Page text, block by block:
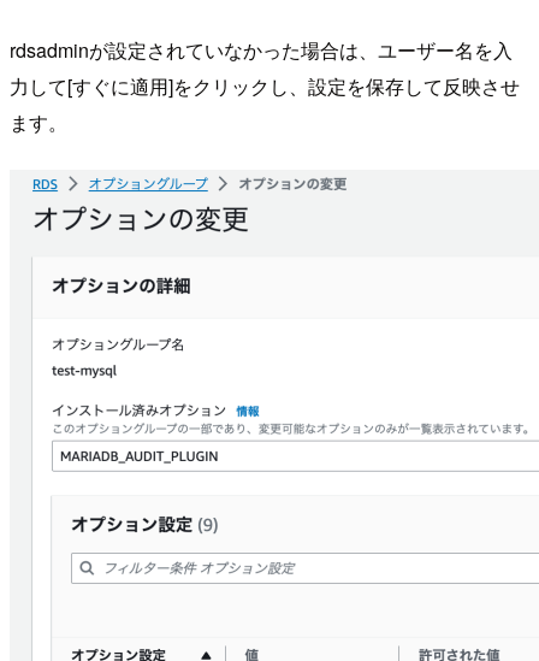
rdsadminが設定されていなかった場合は、ユーザー名を入
力して[すぐに適用]をクリックし、設定を保存して反映させ
ます。